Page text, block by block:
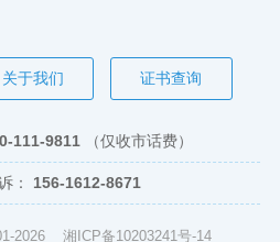
关于我们 证书查询
111-9811 （仅收市话费）
： 156-1612-8671
2026 湘ICP备10203241号-14